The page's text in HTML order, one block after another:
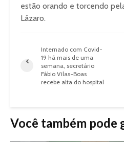
estão orando e torcendo
Lázaro.
Internado com Covid-
19 há mais de uma
semana, secretário
Fábio Vilas-Boas
recebe alta do hospital
Você também pode